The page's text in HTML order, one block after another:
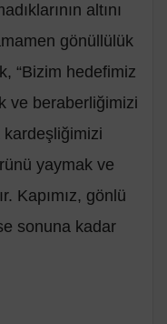
altını
gönüllülük
“Bizim hedefimiz
ve beraberliğimizi
kardeşliğimizi
yaymak ve
Kapımız, gönlü
sonuna kadar